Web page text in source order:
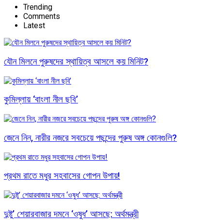
Trending
Comments
Latest
যৌন মিলনে পুরুষদের স্থায়িত্ব আসলে কয় মিনিট?
কুমিল্লায় ‘বাংলা নীল ছবি’
জেনে নিন, নারীর নজরে সবচেয়ে পছন্দের পুরুষ অঙ্গ কোনগুলি?
প্রথম রাতে মধুর সহবাসের গোপন উপায়!
দুষ্টু’ শেয়ারবাজার দমনে ‘ওষুধ’ আসছে: অর্থমন্ত্রী